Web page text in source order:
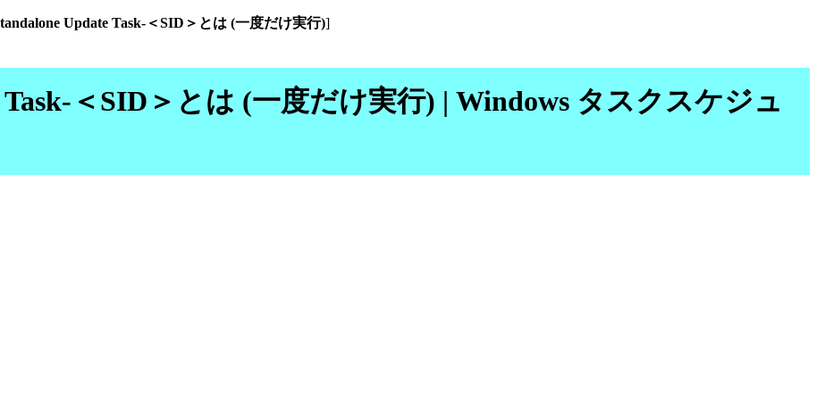
Update Task-＜SID＞とは (一度だけ実行)]
＜SID＞とは (一度だけ実行) | Windows タスクスケジュ